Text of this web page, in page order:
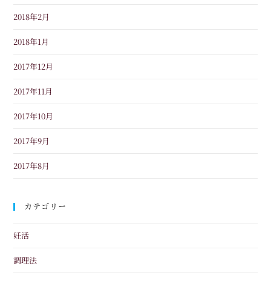
2018年2月
2018年1月
2017年12月
2017年11月
2017年10月
2017年9月
2017年8月
カテゴリー
妊活
調理法